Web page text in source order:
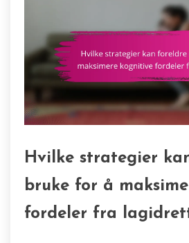
Hvilke strategier
bruke for å
fordeler fra